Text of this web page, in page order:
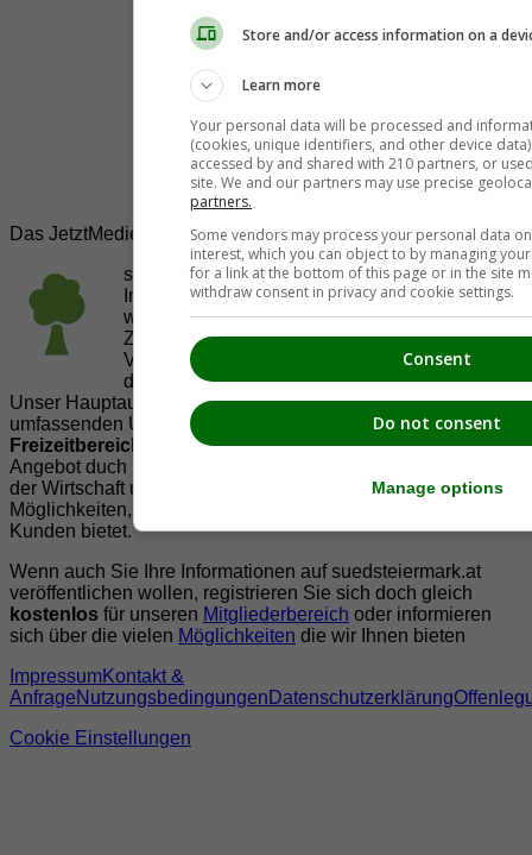
Das JetztMedien.com Medien Netzwerk
suedsteiermark.at ist eine von vielen
Internetadressen derJetztMedien.com Medien,
welche es sich zur Aufgabe gemacht hat, in
Zusammenarbeit mit regionalen Firmen,
Vereinen und Institutionen die
Vielfälltigkeit
der Region Südsteiermark zu präsentieren.
Unser Hauptaugenmerk liegt dabei, der Bevölkerung einen
umfassenden Überblick der Möglichkeiten im
Freizeitbereich
zu vermittelt. Abgerundet wird dieses
Angebot duch Informationen zur regionalen
der Wirtschaft und der Präsentation der zahlreichen
Möglichkeiten, welche die
Kunden bietet.
Wenn auch Sie Ihre Informationen auf suedsteiermark.at
veröffentlichen wollen, registrieren Sie sich doch gleich
kostenlos für unseren Mitgliederbereich oder informieren
sich über die vielen Möglichkeiten die wir Ihnen bieten
ImpressumKontakt &
AnfrageNutzungsbedingungen Datenschutzerklärung
Cookie Einstellungen
Store and/or access information on a
Learn more
Your personal data will be processed and
(cookies, unique identifiers, and other device
accessed by and shared with 210 partners, or
site. We and our partners may use precise
partners.
Some vendors may process your personal data
interest, which you can object to by managing
for a link at the bottom of this page or in the site
withdraw consent in privacy and cookie settings.
Consent
Do not consent
Manage options